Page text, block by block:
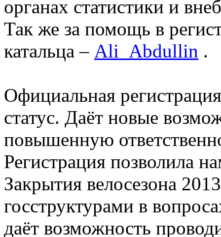
органах статистики и
Так же за помощь в
катальца – Ali_Abdullin .
Официальная
статус. Даёт новые
повышенную
Регистрация позволила
Закрытия велосезона
госструктурами в
даёт возможность